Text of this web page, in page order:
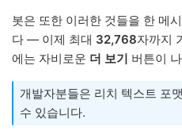
봇은 또한 이러한 것들을 한 메
다 — 이제 최대 32,768자까지
에는 자비로운 더 보기 버튼이
개발자분들은 리치 텍스트 포
수 있습니다.